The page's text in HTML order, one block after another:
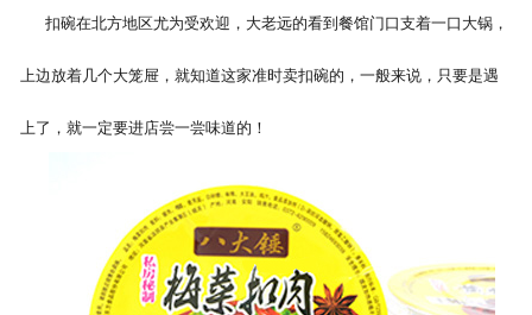
扣碗在北方地区尤为受欢迎，大老远的看到餐馆门口支着一口大锅，
上边放着几个大笼屉，就知道这家准时卖扣碗的，一般来说，只要是遇
上了，就一定要进店尝一尝味道的！